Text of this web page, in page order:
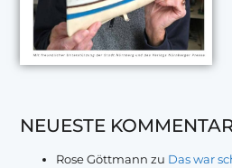
NEUESTE
Rose Göttmann zu Das war